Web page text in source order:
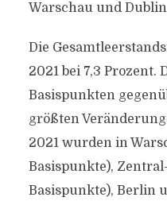
Warschau und
Die
2021 bei 7,3 Prozent.
Basispunkten
größten
2021 wurden in
Basispunkte),
Basispunkte), Berlin